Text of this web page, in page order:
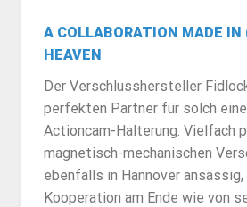
A COLLABORATION MADE
HEAVEN
Der Verschlusshersteller
perfekten Partner für solch
Actioncam-Halterung. Vielfach
magnetisch-mechanischen
ebenfalls in Hannover
Kooperation am Ende wie von